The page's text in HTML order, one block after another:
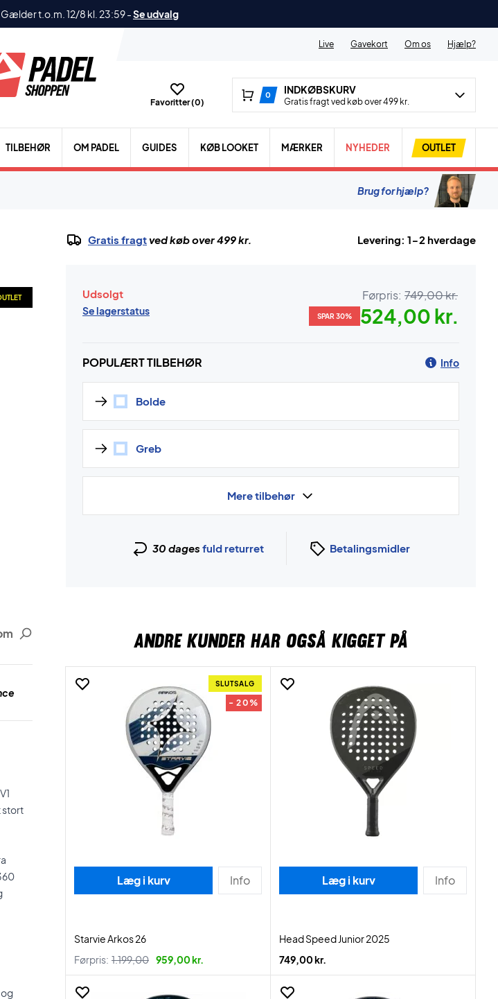
Gælder t.o.m. 12/8 kl. 23:59-Se udvalg
Live Gavekort Om os Hjælp?
Favoritter (0)
0 INDKØBSKURV
Gratis fragt ved køb over 499 kr.
TILBEHØR OM PADEL GUIDES KØB LOOKET MÆRKER NYHEDER OUTLET
Brug for hjælp?
stort
Gratis fragtved køb over 499 kr. Levering: 1-2 hverdage
Udsolgt
Se lagerstatus
Førpris: 749,00 kr.
SPAR 30% 524,00 kr.
POPULÆRT TILBEHØR Info
Bolde
Greb
Mere tilbehør
30 dages fuld returret Betalingsmidler
ANDRE KUNDER HAR OGSÅ KIGGET PÅ
SLUTSALG
- 20%
Læg i kurv Info
Starvie Arkos 26
Førpris: 1.199,00 959,00 kr.
Læg i kurv Info
Head Speed Junior 2025
749,00 kr.